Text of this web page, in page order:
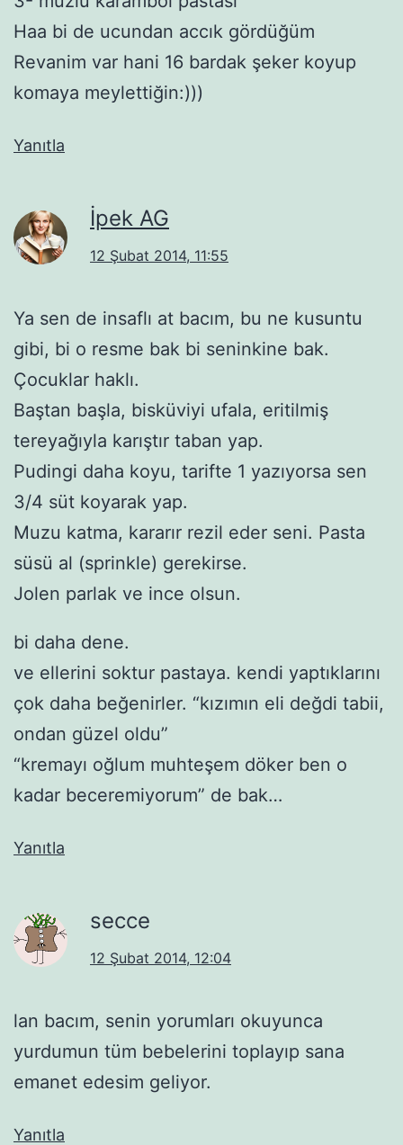
Haa bi de ucundan accık gördüğüm
Revanim var hani 16 bardak şeker koyup
komaya meylettiğin:)))
Yanıtla
İpek AG
12 Şubat 2014, 11:55
Ya sen de insaflı at bacım, bu ne kusuntu
gibi, bi o resme bak bi seninkine bak.
Çocuklar haklı.
Baştan başla, bisküviyi ufala, eritilmiş
tereyağıyla karıştır taban yap.
Pudingi daha koyu, tarifte 1 yazıyorsa sen
3/4 süt koyarak yap.
Muzu katma, kararır rezil eder seni. Pasta
süsü al (sprinkle) gerekirse.
Jolen parlak ve ince olsun.
bi daha dene.
ve ellerini soktur pastaya. kendi yaptıklarını
çok daha beğenirler. “kızımın eli değdi tabii,
ondan güzel oldu”
“kremayı oğlum muhteşem döker ben o
kadar beceremiyorum” de bak…
Yanıtla
secce
12 Şubat 2014, 12:04
lan bacım, senin yorumları okuyunca
yurdumun tüm bebelerini toplayıp sana
emanet edesim geliyor.
Yanıtla